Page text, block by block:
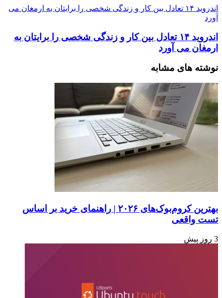
اندروید ۱۴ تعادل بین کار و زندگی شخصی را برایتان به ارمغان می
آورد
اندروید ۱۴ تعادل بین کار و زندگی شخصی را برایتان به
ارمغان می آورد
نوشته های مشابه
بهترین کروم‌بوک‌های ۲۰۲۶ | راهنمای خرید بر اساس
تست واقعی
3 روز پیش